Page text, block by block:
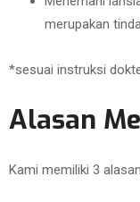
merupakan
*sesuai instruksi
Alasan
Kami memiliki 3